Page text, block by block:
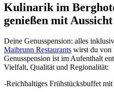
Kulinarik im
genießen mit Aussicht
Deine Genusspension: alles
Maibrunn Restaurants wirst du von
Genusspension ist im Aufenthalt
Vielfalt, Qualität und Regionalität:
-Reichhaltiges Frühstücksbuffet